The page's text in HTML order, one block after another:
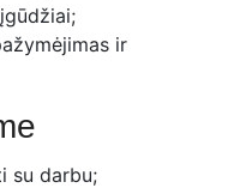
ir
su darbu;